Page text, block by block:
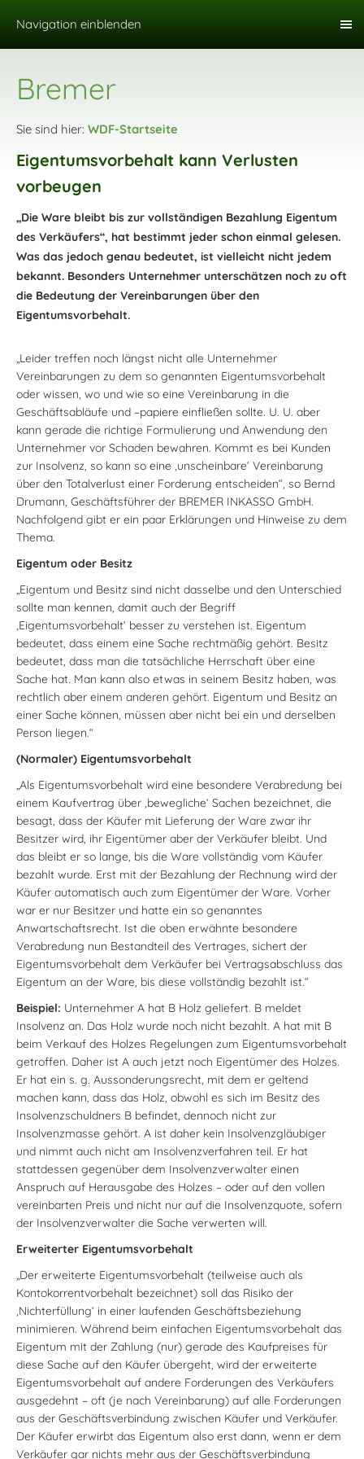
Navigation einblenden
Bremer
Sie sind hier: WDF-Startseite
Eigentumsvorbehalt kann Verlusten
vorbeugen
„Die Ware bleibt bis zur vollständigen Bezahlung Eigentum
des Verkäufers“, hat bestimmt jeder schon einmal gelesen.
Was das jedoch genau bedeutet, ist vielleicht nicht jedem
bekannt. Besonders Unternehmer unterschätzen noch zu oft
die Bedeutung der Vereinbarungen über den
Eigentumsvorbehalt.
„Leider treffen noch längst nicht alle Unternehmer
Vereinbarungen zu dem so genannten Eigentumsvorbehalt
oder wissen, wo und wie so eine Vereinbarung in die
Geschäftsabläufe und –papiere einfließen sollte. U. U. aber
kann gerade die richtige Formulierung und Anwendung den
Unternehmer vor Schaden bewahren. Kommt es bei Kunden
zur Insolvenz, so kann so eine ‚unscheinbare‘ Vereinbarung
über den Totalverlust einer Forderung entscheiden“, so Bernd
Drumann, Geschäftsführer der BREMER INKASSO GmbH.
Nachfolgend gibt er ein paar Erklärungen und Hinweise zu dem
Thema.
Eigentum oder Besitz
„Eigentum und Besitz sind nicht dasselbe und den Unterschied
sollte man kennen, damit auch der Begriff
‚Eigentumsvorbehalt‘ besser zu verstehen ist. Eigentum
bedeutet, dass einem eine Sache rechtmäßig gehört. Besitz
bedeutet, dass man die tatsächliche Herrschaft über eine
Sache hat. Man kann also etwas in seinem Besitz haben, was
rechtlich aber einem anderen gehört. Eigentum und Besitz an
einer Sache können, müssen aber nicht bei ein und derselben
Person liegen.“
(Normaler) Eigentumsvorbehalt
„Als Eigentumsvorbehalt wird eine besondere Verabredung bei
einem Kaufvertrag über ‚bewegliche‘ Sachen bezeichnet, die
besagt, dass der Käufer mit Lieferung der Ware zwar ihr
Besitzer wird, ihr Eigentümer aber der Verkäufer bleibt. Und
das bleibt er so lange, bis die Ware vollständig vom Käufer
bezahlt wurde. Erst mit der Bezahlung der Rechnung wird der
Käufer automatisch auch zum Eigentümer der Ware. Vorher
war er nur Besitzer und hatte ein so genanntes
Anwartschaftsrecht. Ist die oben erwähnte besondere
Verabredung nun Bestandteil des Vertrages, sichert der
Eigentumsvorbehalt dem Verkäufer bei Vertragsabschluss das
Eigentum an der Ware, bis diese vollständig bezahlt ist.“
Beispiel: Unternehmer A hat B Holz geliefert. B meldet
Insolvenz an. Das Holz wurde noch nicht bezahlt. A hat mit B
beim Verkauf des Holzes Regelungen zum Eigentumsvorbehalt
getroffen. Daher ist A auch jetzt noch Eigentümer des Holzes.
Er hat ein s. g. Aussonderungsrecht, mit dem er geltend
machen kann, dass das Holz, obwohl es sich im Besitz des
Insolvenzschuldners B befindet, dennoch nicht zur
Insolvenzmasse gehört. A ist daher kein Insolvenzgläubiger
und nimmt auch nicht am Insolvenzverfahren teil. Er hat
stattdessen gegenüber dem Insolvenzverwalter einen
Anspruch auf Herausgabe des Holzes – oder auf den vollen
vereinbarten Preis und nicht nur auf die Insolvenzquote, sofern
der Insolvenzverwalter die Sache verwerten will.
Erweiterter Eigentumsvorbehalt
„Der erweiterte Eigentumsvorbehalt (teilweise auch als
Kontokorrentvorbehalt bezeichnet) soll das Risiko der
‚Nichterfüllung‘ in einer laufenden Geschäftsbeziehung
minimieren. Während beim einfachen Eigentumsvorbehalt das
Eigentum mit der Zahlung (nur) gerade des Kaufpreises für
diese Sache auf den Käufer übergeht, wird der erweiterte
Eigentumsvorbehalt auf andere Forderungen des Verkäufers
ausgedehnt – oft (je nach Vereinbarung) auf alle Forderungen
aus der Geschäftsverbindung zwischen Käufer und Verkäufer.
Der Käufer erwirbt das Eigentum also erst dann, wenn er dem
Verkäufer gar nichts mehr aus der Geschäftsverbindung